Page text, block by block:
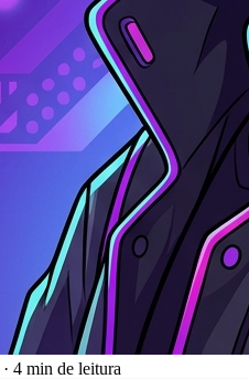
· 4 min de leitura